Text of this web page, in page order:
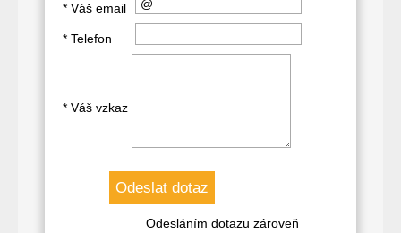
* Váš email
* Telefon
* Váš vzkaz
Odesláním dotazu zároveň